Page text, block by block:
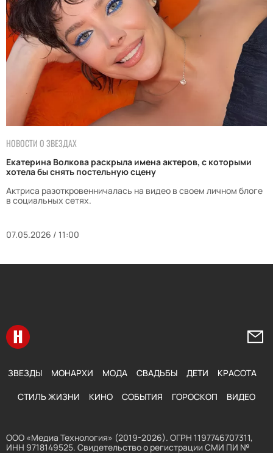
НОВОСТИ О ЗВЕЗДАХ
Екатерина Волкова раскрыла имена актеров, с которыми
хотела бы снять постельную сцену
Актриса разоткровенничалась на видео в своем личном блоге
в социальных сетях.
07.05.2026 / 11:00
Перейти на главную
ЗВЕЗДЫ МОНАРХИ МОДА СВАДЬБЫ ДЕТИ КРАСОТА
СТИЛЬ ЖИЗНИ КИНО СОБЫТИЯ ГОРОСКОП ВИДЕО
ООО «Медиа Технология» (2019-2026). ОГРН 1197746707311,
ИНН 9718149525. Свидетельство о регистрации СМИ ПИ №